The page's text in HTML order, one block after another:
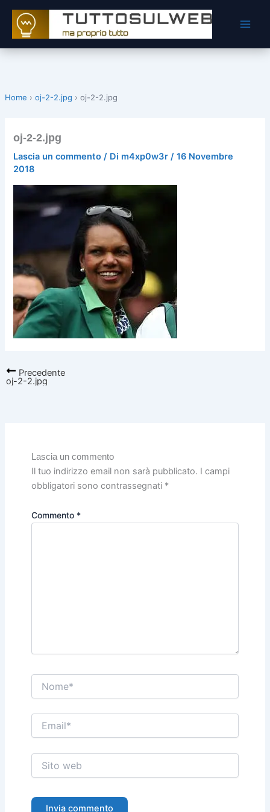
contenuto
Home › oj-2-2.jpg › oj-2-2.jpg
oj-2-2.jpg
Lascia un commento / Di m4xp0w3r/16 Novembre
2018
Precedente
oj-2-2.jpg
Lascia un commento
Il tuo indirizzo email non sarà pubblicato. I campi
obbligatori sono contrassegnati *
Commento *
Nome*
Email*
Sito
web